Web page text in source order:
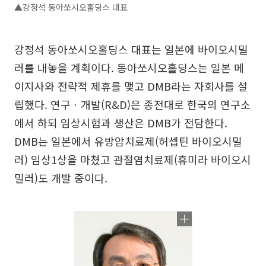
▲강정석 동아쏘시오홀딩스 대표
강정석 동아쏘시오홀딩스 대표는 일본에 바이오시밀
러를 내놓을 계획이다. 동아쏘시오홀딩스는 일본 메
이지사와 전략적 제휴를 맺고 DMB라는 자회사를 설
립했다. 연구ㆍ개발(R&D)은 종전대로 한국의 연구소
에서 하되 임상시험과 생산은 DMB가 전담한다.
DMB는 일본에서 유방암치료제(허셉틴 바이오시밀
러) 임상1상을 마쳤고 관절염치료제(휴미라 바이오시
밀러)도 개발 중이다.